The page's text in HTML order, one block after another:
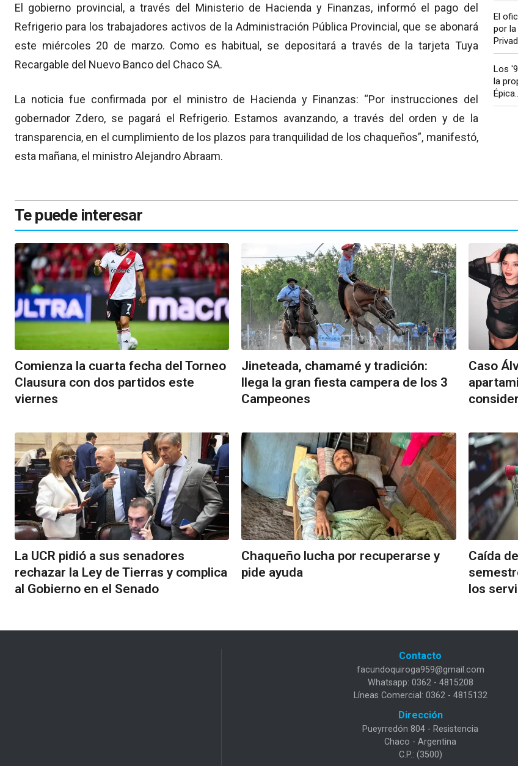
El gobierno provincial, a través del Ministerio de Hacienda y Finanzas, informó el pago del
Refrigerio para los trabajadores activos de la Administración Pública Provincial, que se abonará
este miércoles 20 de marzo. Como es habitual, se depositará a través de la tarjeta Tuya
Recargable del Nuevo Banco del Chaco SA.
La noticia fue confirmada por el ministro de Hacienda y Finanzas: “Por instrucciones del
gobernador Zdero, se pagará el Refrigerio. Estamos avanzando, a través del orden y de la
transparencia, en el cumplimiento de los plazos para tranquilidad de los chaqueños”, manifestó,
esta mañana, el ministro Alejandro Abraam.
El
por la
Los
la
Te puede interesar
Comienza la cuarta fecha del Torneo
Clausura con dos partidos este
viernes
Jineteada, chamamé y tradición:
llega la gran fiesta campera de los 3
Campeones
Caso
La UCR pidió a sus senadores
rechazar la Ley de Tierras y complica
al Gobierno en el Senado
Chaqueño lucha por recuperarse y
pide ayuda
Caída
los
Contacto
facundoquiroga959@gmail.com
Whatsapp: 0362 - 4815208
Líneas Comercial: 0362 - 4815132
Dirección
Pueyrredón 804 - Resistencia
Chaco - Argentina
C.P.: (3500)